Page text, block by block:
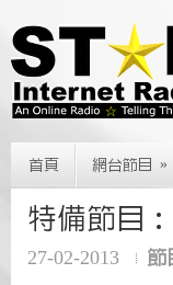
首頁 網台節目 »
特備節目
27-02-2013 節